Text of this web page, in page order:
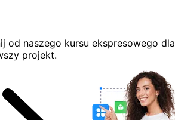
od naszego kursu ekspresowego dla
projekt.